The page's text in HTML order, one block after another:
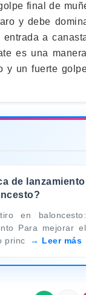
final de
y debe
a
es una
y un fuerte
de lanzamiento
en baloncesto:
Para mejorar el
princ
Leer más